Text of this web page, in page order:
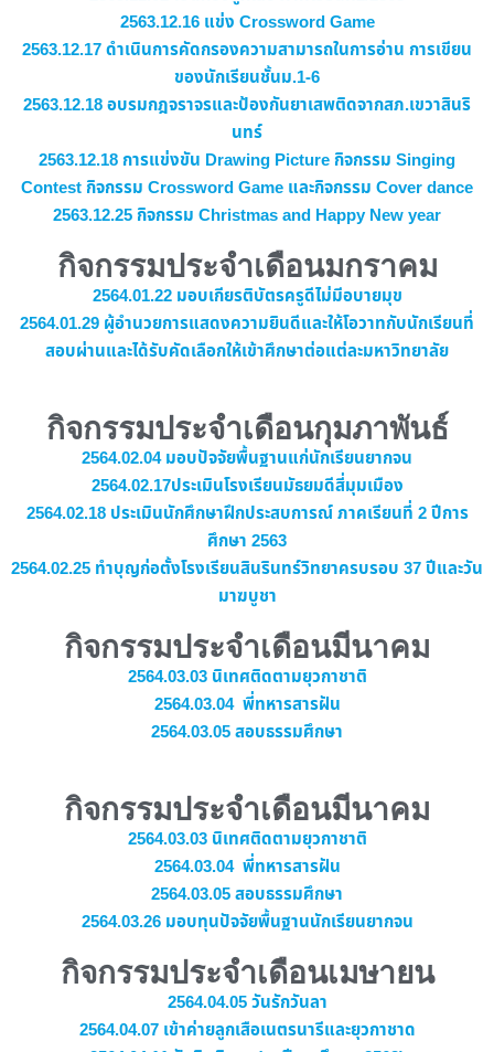
2563.12.16 แข่ง Crossword Game
2563.12.17 ดำเนินการคัดกรองความสามารถในการอ่าน การเขียน
ของนักเรียนชั้นม.1-6
2563.12.18 อบรมกฎจราจรและป้องกันยาเสพติดจากสภ.เขวาสินริ
นทร์
2563.12.18การแข่งขัน Drawing Picture กิจกรรม Singing
Contest กิจกรรม Crossword Game และกิจกรรม Cover dance
2563.12.25 กิจกรรม Christmas and Happy New year
กิจกรรมประจำเดือนมกราคม
2564.01.22 มอบเกียรติบัตรครูดีไม่มีอบายมุข
2564.01.29 ผู้อำนวยการแสดงความยินดีและให้โอวาทกับนักเรียนที่
สอบผ่านและได้รับคัดเลือกให้เข้าศึกษาต่อแต่ละมหาวิทยาลัย
กิจกรรมประจำเดือนกุมภาพันธ์
2564.02.04 มอบปัจจัยพื้นฐานแก่นักเรียนยากจน
2564.02.17ประเมินโรงเรียนมัธยมดีสี่มุมเมือง
2564.02.18 ประเมินนักศึกษาฝึกประสบการณ์ ภาคเรียนที่ 2 ปีการ
ศึกษา 2563
2564.02.25 ทำบุญก่อตั้งโรงเรียนสินรินทร์วิทยาครบรอบ 37 ปีและวัน
มาฆบูชา
กิจกรรมประจำเดือนมีนาคม
2564.03.03 นิเทศติดตามยุวกาชาติ
2564.03.04 พี่ทหารสารฝัน
2564.03.05 สอบธรรมศึกษา
กิจกรรมประจำเดือนมีนาคม
2564.03.03 นิเทศติดตามยุวกาชาติ
2564.03.04 พี่ทหารสารฝัน
2564.03.05 สอบธรรมศึกษา
2564.03.26 มอบทุนปัจจัยพื้นฐานนักเรียนยากจน
กิจกรรมประจำเดือนเมษายน
2564.04.05 วันรักวันลา
2564.04.07 เข้าค่ายลูกเสือเนตรนารีและยุวกาชาด